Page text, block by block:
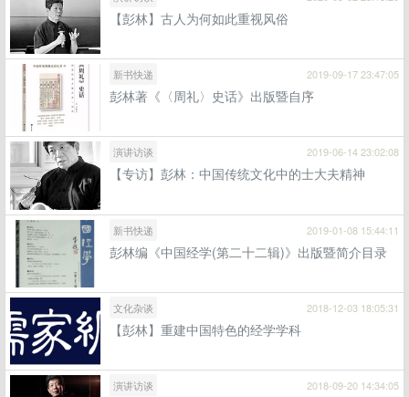
【彭林】古人为何如此重视风俗
新书快递 2019-09-17 23:47:05
彭林著《〈周礼〉史话》出版暨自序
演讲访谈 2019-06-14 23:02:08
【专访】彭林：中国传统文化中的士大夫精神
新书快递 2019-01-08 15:44:11
彭林编《中国经学(第二十二辑)》出版暨简介目录
文化杂谈 2018-12-03 18:05:31
【彭林】重建中国特色的经学学科
演讲访谈 2018-09-20 14:34:05